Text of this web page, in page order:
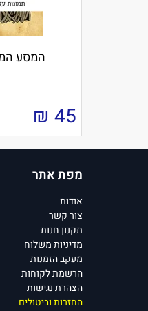
המסע
45
₪
מפת אתר
אודות
צור קשר
תקנון חנות
מדיניות משלוח
מעקב הזמנות
הרשמת לקוחות
הצהרת נגישות
החזרות וביטולים